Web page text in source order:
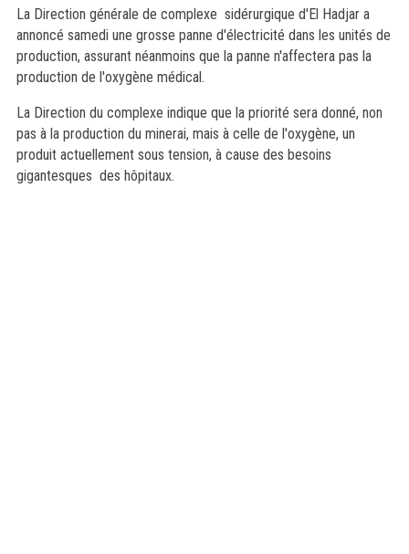
La Direction générale de complexe sidérurgique d'El Hadjar a
annoncé samedi une grosse panne d'électricité dans les unités de
production, assurant néanmoins que la panne n'affectera pas la
production de l'oxygène médical.
La Direction du complexe indique que la priorité sera donné, non
pas à la production du minerai, mais à celle de l'oxygène, un
produit actuellement sous tension, à cause des besoins
gigantesques des hôpitaux.